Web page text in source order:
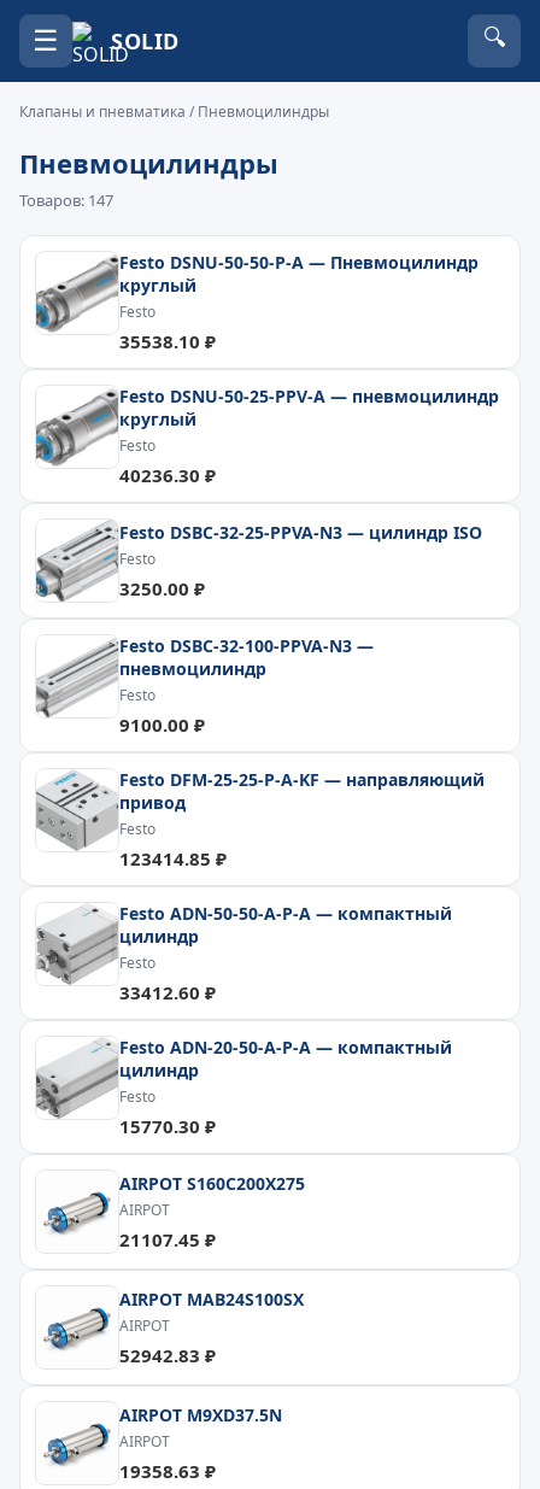
☰ SOLID 🔍
Клапаны и пневматика / Пневмоцилиндры
Пневмоцилиндры
Товаров: 147
Festo DSNU-50-50-P-A — Пневмоцилиндр
круглый
Festo
35538.10 ₽
Festo DSNU-50-25-PPV-A — пневмоцилиндр
круглый
Festo
40236.30 ₽
Festo DSBC-32-25-PPVA-N3 — цилиндр ISO
Festo
3250.00 ₽
Festo DSBC-32-100-PPVA-N3 —
пневмоцилиндр
Festo
9100.00 ₽
Festo DFM-25-25-P-A-KF — направляющий
привод
Festo
123414.85 ₽
Festo ADN-50-50-A-P-A — компактный
цилиндр
Festo
33412.60 ₽
Festo ADN-20-50-A-P-A — компактный
цилиндр
Festo
15770.30 ₽
AIRPOT S160C200X275
AIRPOT
21107.45 ₽
AIRPOT MAB24S100SX
AIRPOT
52942.83 ₽
AIRPOT M9XD37.5N
AIRPOT
19358.63 ₽